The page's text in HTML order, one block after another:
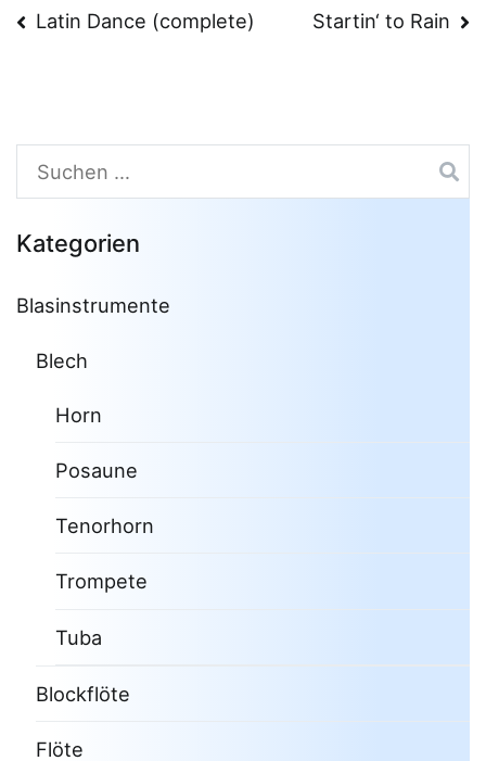
Beitragsnavigation
Latin Dance (complete) Startin‘ to Rain
Suchen
nach:
Kategorien
Blasinstrumente
Blech
Horn
Posaune
Tenorhorn
Trompete
Tuba
Blockflöte
Flöte